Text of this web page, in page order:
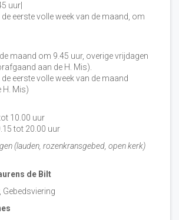
uur|
eerste volle week van de maand, om
maand om 9.45 uur, overige vrijdagen
aan de H. Mis).
eerste volle week van de maand
H. Mis)
10.00 uur
tot 20.00 uur
(lauden, rozenkransgebed, open kerk)
de Bilt
Gebedsviering